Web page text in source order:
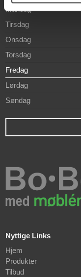
Mandag
Tirsdag
Onsdag
Torsdag
Fredag
Lørdag
Søndag
Nyttige Links
Hjem
Produkter
Tilbud